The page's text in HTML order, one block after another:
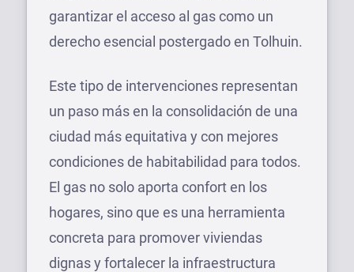
garantizar el acceso al gas como un
derecho esencial postergado en Tolhuin.
Este tipo de intervenciones representan
un paso más en la consolidación de una
ciudad más equitativa y con mejores
condiciones de habitabilidad para todos.
El gas no solo aporta confort en los
hogares, sino que es una herramienta
concreta para promover viviendas
dignas y fortalecer la infraestructura